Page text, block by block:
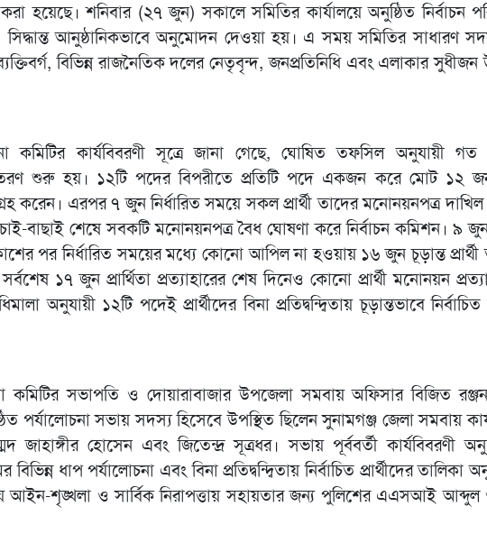
করা হয়েছে। শনিবার (২৭ জুন) সকালে সমিতির কার্যালয়ে অনুষ্ঠিত নির্বাচন
আনুষ্ঠানিকভাবে অনুমোদন দেওয়া হয়। এ সময় সমিতির সাধারণ
বিভিন্ন রাজনৈতিক দলের নেতৃবৃন্দ, জনপ্রতিনিধি এবং এলাকার সুধীজন
কমিটির কার্যবিবরণী সূত্রে জানা গেছে, ঘোষিত তফসিল অনুযায়ী
শুরু হয়। ১২টি পদের বিপরীতে প্রতিটি পদে একজন করে মোট ১২ জন
করেন। এরপর ৭ জুন নির্ধারিত সময়ে সকল প্রার্থী তাদের মনোনয়নপত্র
বাছাই শেষে সবকটি মনোনয়নপত্র বৈধ ঘোষণা করে নির্বাচন কমিশন। ৯
পর নির্ধারিত সময়ের মধ্যে কোনো আপিল না হওয়ায় ১৬ জুন চূড়ান্ত প্রার্থী
১৭ জুন প্রার্থিতা প্রত্যাহারের শেষ দিনেও কোনো প্রার্থী মনোনয়ন
অনুযায়ী ১২টি পদেই প্রার্থীদের বিনা প্রতিদ্বন্দ্বিতায় চূড়ান্তভাবে
কমিটির সভাপতি ও দোয়ারাবাজার উপজেলা সমবায় অফিসার বিজিত
পর্যালোচনা সভায় সদস্য হিসেবে উপস্থিত ছিলেন সুনামগঞ্জ জেলা সমবায়
জাহাঙ্গীর হোসেন এবং জিতেন্দ্র সূত্রধর। সভায় পূর্ববর্তী কার্যবিবরণী
বিভিন্ন ধাপ পর্যালোচনা এবং বিনা প্রতিদ্বন্দ্বিতায় নির্বাচিত প্রার্থীদের
শৃঙ্খলা ও সার্বিক নিরাপত্তায় সহায়তার জন্য পুলিশের এএসআই আব্দুল